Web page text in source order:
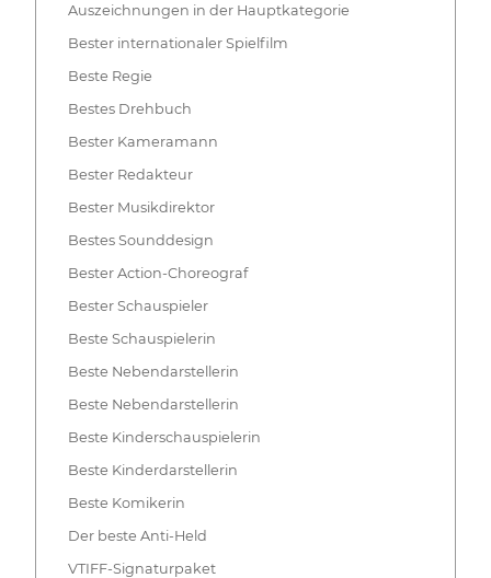
Auszeichnungen in der Hauptkategorie
Bester internationaler Spielfilm
Beste Regie
Bestes Drehbuch
Bester Kameramann
Bester Redakteur
Bester Musikdirektor
Bestes Sounddesign
Bester Action-Choreograf
Bester Schauspieler
Beste Schauspielerin
Beste Nebendarstellerin
Beste Nebendarstellerin
Beste Kinderschauspielerin
Beste Kinderdarstellerin
Beste Komikerin
Der beste Anti-Held
VTIFF-Signaturpaket